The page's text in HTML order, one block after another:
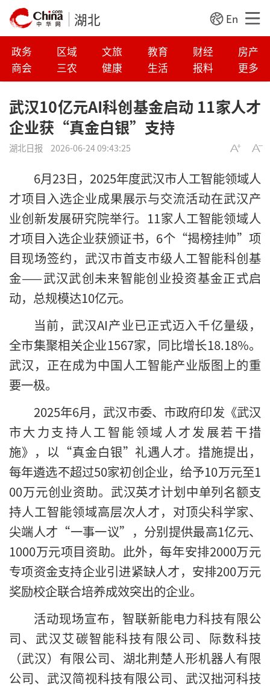
湖北 En
政务 区域 文旅 教育 财经
房产
商会
三农 健康 生活 报料 更多
武汉10亿元AI科创基金启动 11家人才
企业获“真金白银”支持
湖北日报 2026-06-24 09:43:25
6月23日，2025年度武汉市人工智能领域人
才项目入选企业成果展示与交流活动在武汉产
业创新发展研究院举行。11家人工智能领域人
才项目入选企业获颁证书，6个“揭榜挂帅”项
目现场签约，武汉市首支市级人工智能科创基
金——武汉武创未来智能创业投资基金正式启
动，总规模达10亿元。
当前，武汉AI产业已正式迈入千亿量级，
全市集聚相关企业1567家，同比增长18.18%。
武汉，正在成为中国人工智能产业版图上的重
要一极。
2025年6月，武汉市委、市政府印发《武汉
市大力支持人工智能领域人才发展若干措
施》，以“真金白银”礼遇人才。措施提出，
每年遴选不超过50家初创企业，给予10万元至1
00万元创业资助。武汉英才计划中单列名额支
持人工智能领域高层次人才，对顶尖科学家、
尖端人才“一事一议”，分别提供最高1亿元、
1000万元项目资助。此外，每年安排2000万元
专项资金支持企业引进紧缺人才，安排200万元
奖励校企联合培养成效突出的企业。
活动现场宣布，智联新能电力科技有限公
司、武汉艾碳智能科技有限公司、际数科技
（武汉）有限公司、湖北荆楚人形机器人有限
公司、武汉简视科技有限公司、武汉拙河科技